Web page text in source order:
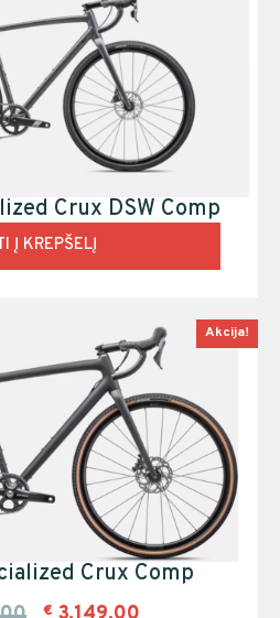
Crux DSW Comp
Į KREPŠELĮ
Akcija!
Crux Comp
€